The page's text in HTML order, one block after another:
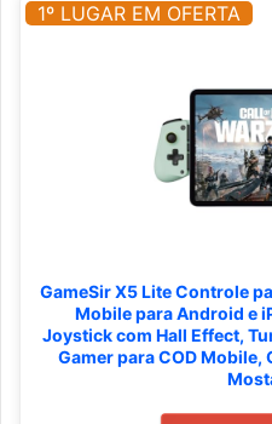
1º LUGAR EM OFERTA
GameSir X5 Lite Controle
Mobile para Android e
Joystick com Hall Effect,
Gamer para COD